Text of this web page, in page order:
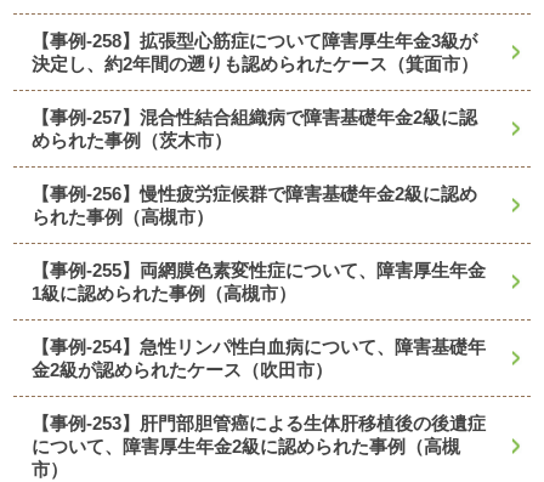
【事例-258】拡張型心筋症について障害厚生年金3級が
決定し、約2年間の遡りも認められたケース（箕面市）
【事例-257】混合性結合組織病で障害基礎年金2級に認
められた事例（茨木市）
【事例-256】慢性疲労症候群で障害基礎年金2級に認め
られた事例（高槻市）
【事例-255】両網膜色素変性症について、障害厚生年金
1級に認められた事例（高槻市）
【事例-254】急性リンパ性白血病について、障害基礎年
金2級が認められたケース（吹田市）
【事例-253】肝門部胆管癌による生体肝移植後の後遺症
について、障害厚生年金2級に認められた事例（高槻
市）